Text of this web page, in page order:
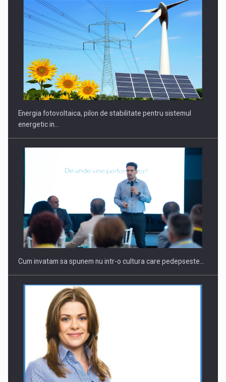
Energia fotovoltaica, pilon de stabilitate pentru sistemul
energetic in…
Cum invatam sa spunem nu intr-o cultura care pedepseste…